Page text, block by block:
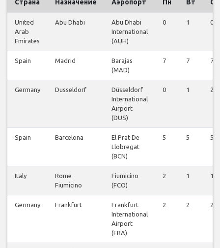
Страна Назначение Аэропорт Пн Вт Ср
United
Arab
Emirates
Abu Dhabi
Abu Dhabi
International
(AUH)
0 1 0
Spain Madrid
Barajas
(MAD)
7 7 7
Germany Dusseldorf
Düsseldorf
International
Airport
(DUS)
0 1 2
Spain Barcelona
El Prat De
Llobregat
(BCN)
5 5 5
Italy
Rome
Fiumicino
Fiumicino
(FCO)
2 1 1
Germany Frankfurt
Frankfurt
International
Airport
(FRA)
2 2 2